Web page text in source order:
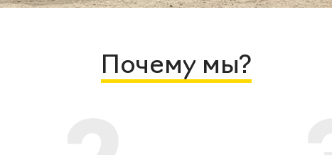
Почему мы?